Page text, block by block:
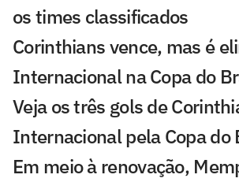
os times classificados
Corinthians vence, mas é
Internacional na Copa do
Veja os três gols de
Internacional pela Copa do
Em meio à renovação,